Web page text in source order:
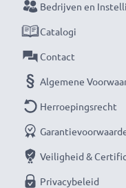
compacte LCD-
nu met snelle
Bedrijven en
Catalogi
Contact
Algemene
Herroepingsrecht
Veiligheid &
Privacybeleid